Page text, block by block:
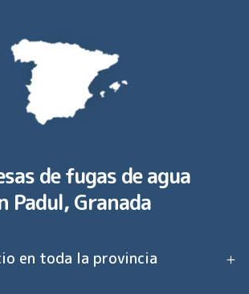
de fugas de agua
Padul, Granada
en toda la provincia